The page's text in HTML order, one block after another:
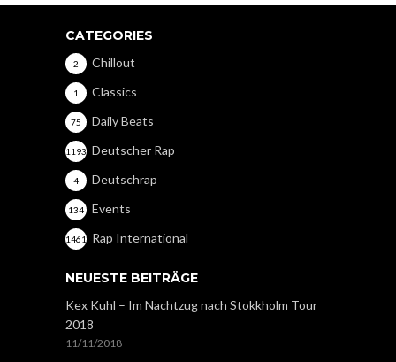
CATEGORIES
Chillout
2
Classics
1
Daily Beats
75
Deutscher Rap
1193
Deutschrap
4
Events
134
Rap International
1461
NEUESTE BEITRÄGE
Kex Kuhl – Im Nachtzug nach Stokkholm Tour
2018
11/11/2018